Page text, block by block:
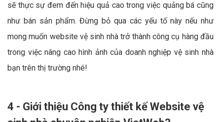
sẽ thực sự đem đến hiệu quả cao trong việc quảng bá cũng
như bán sản phẩm. Đừng bỏ qua các yếu tố này nếu như
mong muốn website vệ sinh nhà trở thành công cụ hàng đầu
trong việc nâng cao hình ảnh của doanh nghiệp vệ sinh nhà
bạn trên thị trường nhé!
4 - Giới thiệu Công ty thiết kế Website vệ